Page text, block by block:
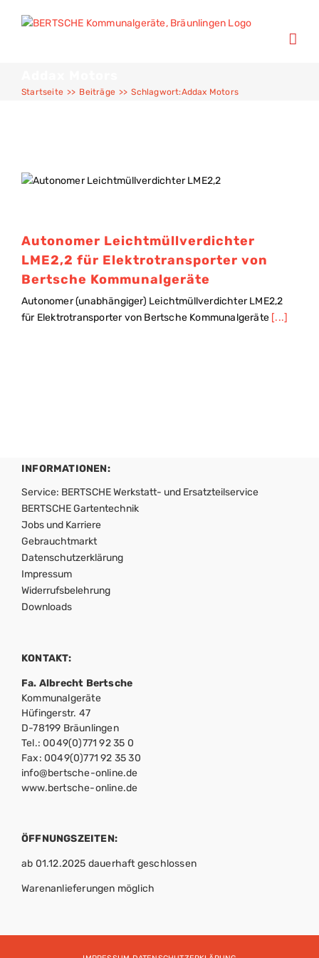
Startseite >> Beiträge >> Schlagwort:Addax Motors
Autonomer Leichtmüllverdichter
LME2,2 für Elektrotransporter von
Bertsche Kommunalgeräte
Autonomer (unabhängiger) Leichtmüllverdichter LME2,2
für Elektrotransporter von Bertsche Kommunalgeräte [...]
INFORMATIONEN:
Service: BERTSCHE Werkstatt- und Ersatzteilservice
BERTSCHE Gartentechnik
Jobs und Karriere
Gebrauchtmarkt
Datenschutzerklärung
Impressum
Widerrufsbelehrung
Downloads
KONTAKT:
Fa. Albrecht Bertsche
Kommunalgeräte
Hüfingerstr. 47
D-78199 Bräunlingen
Tel.: 0049(0)771 92 35 0
Fax: 0049(0)771 92 35 30
info@bertsche-online.de
www.bertsche-online.de
ÖFFNUNGSZEITEN:
ab 01.12.2025 dauerhaft geschlossen
Warenanlieferungen möglich